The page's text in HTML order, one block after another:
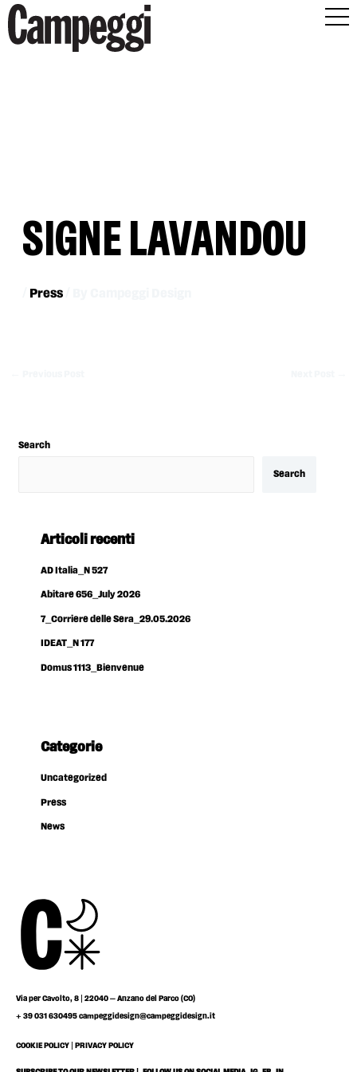
SIGNE LAVANDOU
Press/ By
Search
Search
Articoli recenti
AD Italia_N 527
Abitare 656_July 2026
7_Corriere delle Sera_29.05.2026
IDEAT_N 177
Domus 1113_Bienvenue
Categorie
Uncategorized
Press
News
Via per Cavolto, 8 | 22040 – Anzano del Parco (CO)
+ 39 031 630495 campeggidesign@campeggidesign.it
COOKIE POLICY PRIVACY POLICY